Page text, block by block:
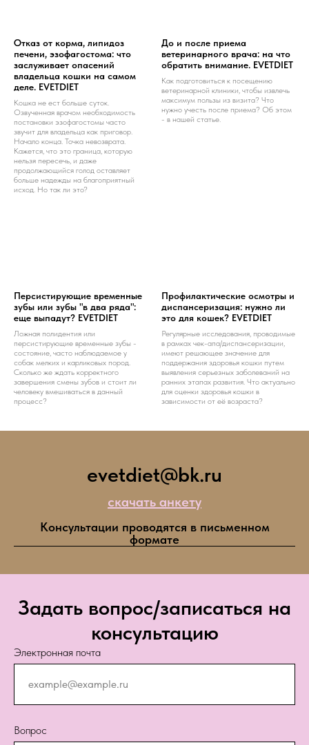
Отказ от корма, липидоз
печени, эзофагостома: что
заслуживает опасений
владельца кошки на самом
деле. EVETDIET
Кошка не ест больше суток.
Озвученная врачом необходимость
постановки эзофагостомы часто
звучит для владельца как приговор.
Начало конца. Точка невозврата.
Кажется, что это граница, которую
нельзя пересечь, и даже
продолжающийся голод оставляет
больше надежды на благоприятный
исход. Но так ли это?
До и после приема
ветеринарного врача: на что
обратить внимание. EVETDIET
Как подготовиться к посещению
ветеринарной клиники, чтобы извлечь
максимум пользы из визита? Что
нужно учесть после приема? Об этом
- в нашей статье.
Персистирующие временные
зубы или зубы "в два ряда":
еще выпадут? EVETDIET
Ложная полидентия или
персистирующие временные зубы -
состояние, часто наблюдаемое у
собак мелких и карликовых пород.
Сколько же ждать корректного
завершения смены зубов и стоит ли
человеку вмешиваться в данный
процесс?
Профилактические осмотры и
диспансеризация: нужно ли
это для кошек? EVETDIET
Регулярные исследования, проводимые
в рамках чек-апа/диспансеризации,
имеют решающее значение для
поддержания здоровья кошки путем
выявления серьезных заболеваний на
ранних этапах развития. Что актуально
для оценки здоровья кошки в
зависимости от её возраста?
evetdiet@bk.ru
скачать анкету
Консультации проводятся в письменном
формате
Задать вопрос/записаться на
консультацию
Электронная почта
Вопрос